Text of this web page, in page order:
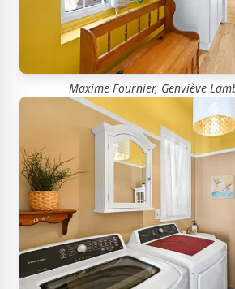
Maxime Fournier, Genviève